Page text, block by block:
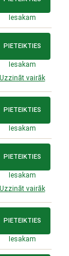
Iesakam
PIETEIKTIES
Iesakam
Uzzināt vairāk
PIETEIKTIES
Iesakam
PIETEIKTIES
Iesakam
Uzzināt vairāk
PIETEIKTIES
Iesakam